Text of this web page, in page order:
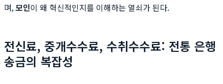
며,모인이 왜 혁신적인지를 이해하는 열쇠가 된다.
전신료, 중개수수료, 수취수수료: 전통 은행
송금의 복잡성